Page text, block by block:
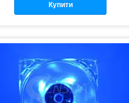
Купити